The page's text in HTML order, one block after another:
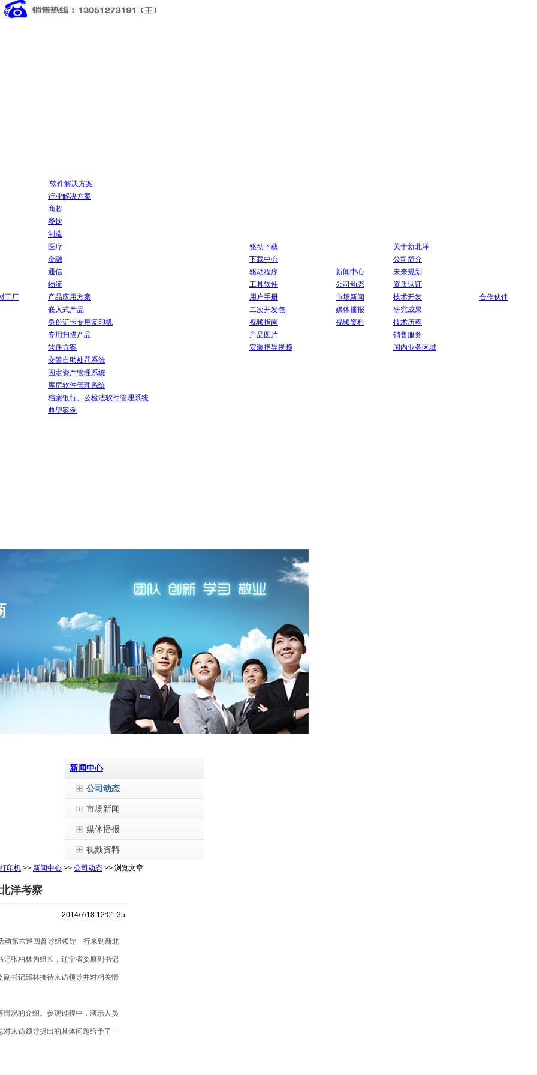
工厂
软件解决方案
行业解决方案
商超
餐饮
制造
医疗
金融
通信
物流
产品应用方案
嵌入式产品
身份证卡专用复印机
专用扫描产品
软件方案
交警自助处罚系统
固定资产管理系统
库房软件管理系统
档案银行、公检法软件管理系统
典型案例
驱动下载
下载中心
驱动程序
工具软件
用户手册
二次开发包
视频指南
产品图片
安装指导视频
新闻中心
公司动态
市场新闻
媒体播报
视频资料
关于新北洋
公司简介
未来规划
资质认证
技术开发
研究成果
技术历程
销售服务
国内业务区域
合作伙伴
新闻中心
公司动态
市场新闻
媒体播报
视频资料
印机 >> 新闻中心 >> 公司动态 >> 浏览文章
洋考察
2014/7/18 12:01:35
动第六巡回督导组领导一行来到新北
张柏林为组长，辽宁省委原副书记
书记邱林接待来访领导并对相关情
况的介绍。参观过程中，演示人员
来访领导提出的具体问题给予了一